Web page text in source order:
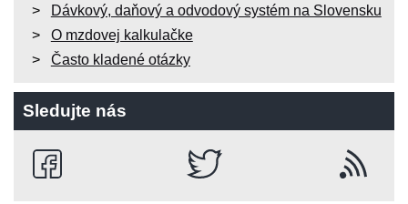
Dávkový, daňový a odvodový systém na Slovensku
O mzdovej kalkulačke
Často kladené otázky
Sledujte nás